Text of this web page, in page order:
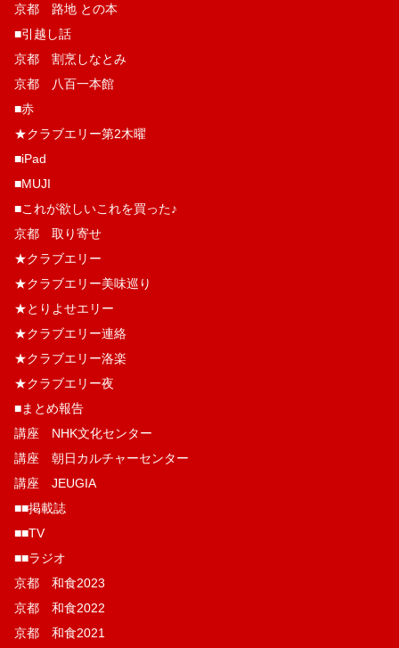
京都 路地 との本
■引越し話
京都 割烹しなとみ
京都 八百一本館
■赤
★クラブエリー第2木曜
■iPad
■MUJI
■これが欲しいこれを買った♪
京都 取り寄せ
★クラブエリー
★クラブエリー美味巡り
★とりよせエリー
★クラブエリー連絡
★クラブエリー洛楽
★クラブエリー夜
■まとめ報告
講座 NHK文化センター
講座 朝日カルチャーセンター
講座 JEUGIA
■■掲載誌
■■TV
■■ラジオ
京都 和食2023
京都 和食2022
京都 和食2021